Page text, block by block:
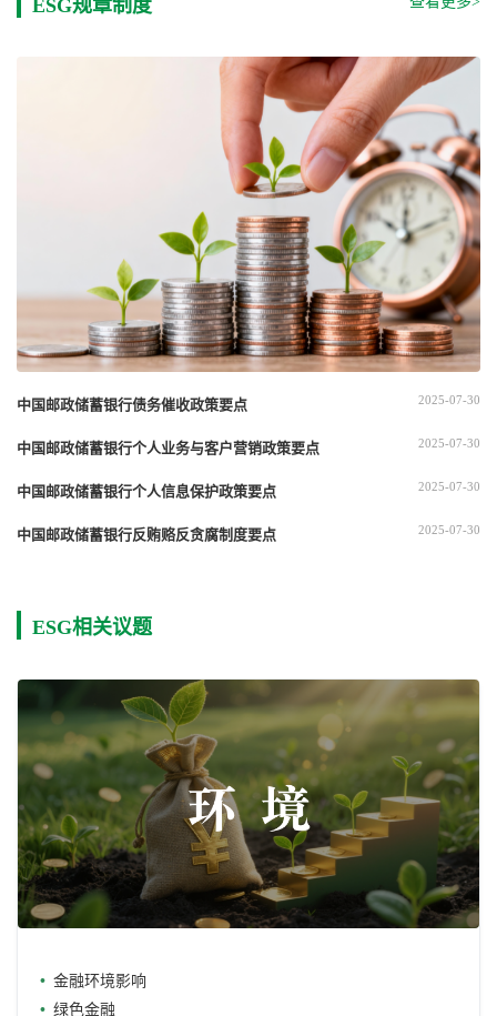
ESG规章制度
中国邮政储蓄银行债务催收政策要点 2025-07-30
中国邮政储蓄银行个人业务与客户营销政策要点 2025-07-30
中国邮政储蓄银行个人信息保护政策要点 2025-07-30
中国邮政储蓄银行反贿赂反贪腐制度要点 2025-07-30
ESG相关议题
金融环境影响
绿色金融